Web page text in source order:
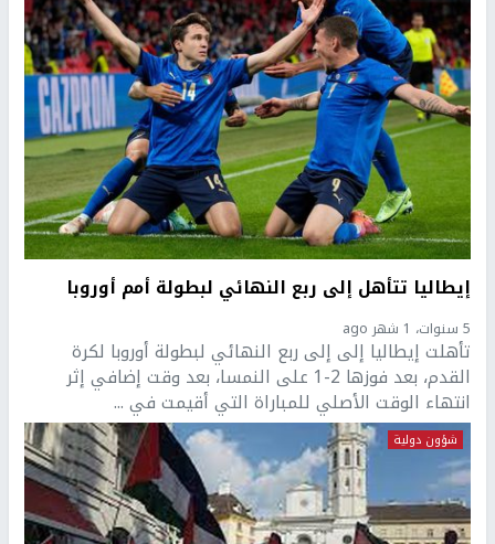
إيطاليا تتأهل إلى ربع النهائي لبطولة أمم أوروبا
5 سنوات، 1 شهر ago
تأهلت إيطاليا إلى إلى ربع النهائي لبطولة أوروبا لكرة
القدم، بعد فوزها 2-1 على النمسا، بعد وقت إضافي إثر
انتهاء الوقت الأصلي للمباراة التي أقيمت في ...
شؤون دولية